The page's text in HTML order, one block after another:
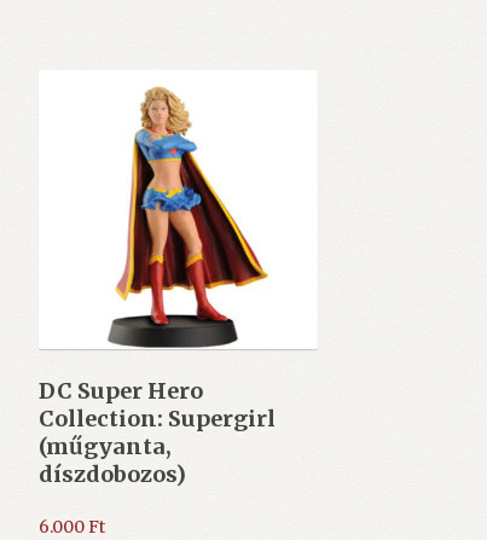
DC Super Hero
Collection: Supergirl
(műgyanta,
díszdobozos)
6.000Ft